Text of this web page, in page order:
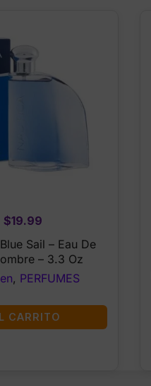
Original
price
was:
$25.99.
$19.99Current
price
is:
$19.99.
Sail – Eau De
– 3.3 Oz
, PERFUMES
CARRITO